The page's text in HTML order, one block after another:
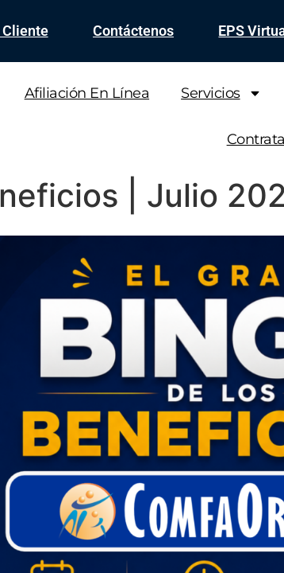
Contáctenos EPS
Afiliación En Línea Servicios
| Julio